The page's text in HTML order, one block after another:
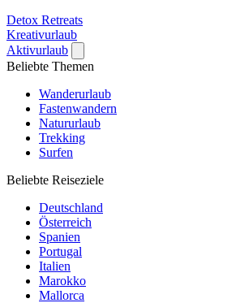
Detox Retreats
Kreativurlaub
Aktivurlaub
Beliebte Themen
Wanderurlaub
Fastenwandern
Natururlaub
Trekking
Surfen
Beliebte Reiseziele
Deutschland
Österreich
Spanien
Portugal
Italien
Marokko
Mallorca